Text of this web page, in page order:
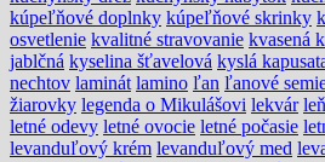
kúpeľňové doplnky kúpeľňové skrinky
osvetlenie kvalitné stravovanie kvasená
jablčná kyselina šťavelová kyslá
nechtov laminát lamino ľan ľanové
žiarovky legenda o Mikulášovi lekvár
letné odevy letné ovocie letné počasie
levanduľový krém levanduľový med